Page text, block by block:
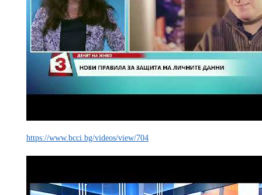
https://www.bcci.bg/videos/view/704